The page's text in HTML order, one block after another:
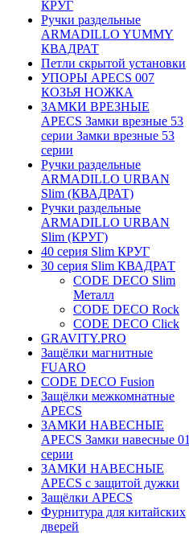
КРУГ
Ручки раздельные
ARMADILLO YUMMY
КВАДРАТ
Петли скрытой установки
УПОРЫ APECS 007
КОЗЬЯ НОЖКА
ЗАМКИ ВРЕЗНЫЕ
APECS Замки врезные 53
серии Замки врезные 53
серии
Ручки раздельные
ARMADILLO URBAN
Slim (КВАДРАТ)
Ручки раздельные
ARMADILLO URBAN
Slim (КРУГ)
40 серия Slim КРУГ
30 серия Slim КВАДРАТ
CODE DECO Slim
Металл
CODE DECO Rock
CODE DECO Click
GRAVITY.PRO
Защёлки магнитные
FUARO
CODE DECO Fusion
Защёлки межкомнатные
APECS
ЗАМКИ НАВЕСНЫЕ
APECS Замки навесные 01
серии
ЗАМКИ НАВЕСНЫЕ
APECS с защитой дужки
Защёлки APECS
Фурнитура для китайских
дверей